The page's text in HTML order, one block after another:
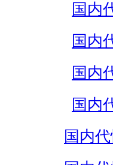
国内
国内
国内
国内
国内